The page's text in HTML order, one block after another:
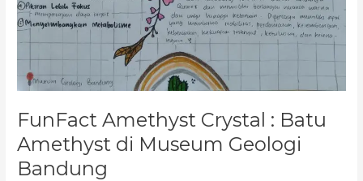
FunFact Amethyst Crystal : Batu
Amethyst di Museum Geologi
Bandung